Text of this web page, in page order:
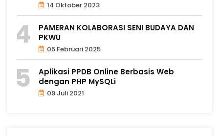
14 Oktober 2023
PAMERAN KOLABORASI SENI BUDAYA DAN
PKWU
05 Februari 2025
Aplikasi PPDB Online Berbasis Web
dengan PHP MySQLi
09 Juli 2021